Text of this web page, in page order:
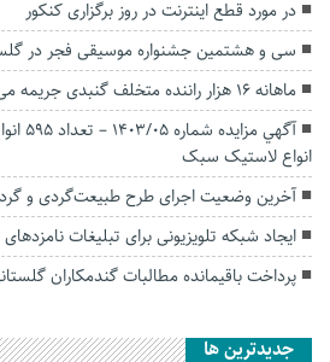
در مورد قطع اینترنت در روز برگزاری کنکور
سی و هشتمین جشنواره موسیقی فجر در
ماهانه ۱۶ هزار راننده متخلف گنبدی جریمه می‌شوند
انواع لاستیک سبک
آخرین وضعیت اجرای طرح طبیعت‌گردی و
ایجاد شبکه تلویزیونی برای تبلیغات نامزدهای
پرداخت باقیمانده مطالبات گندمکاران
جديدترين ها